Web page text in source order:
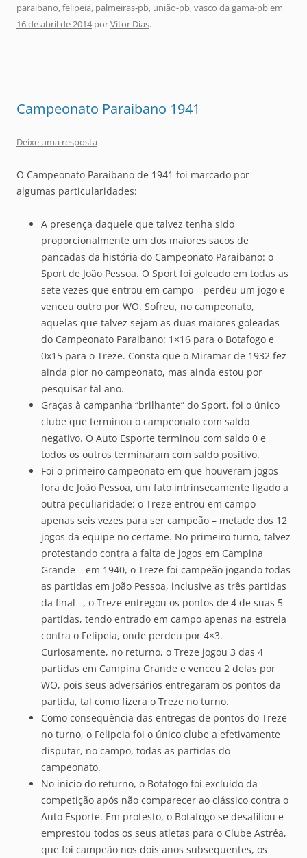
paraibano,felipeia, palmeiras-pb, união-pb,vasco da gama-pbem
16 de abril de 2014porVitor Dias.
Campeonato Paraibano 1941
Deixe uma resposta
O Campeonato Paraibano de 1941 foi marcado por
algumas particularidades:
A presença daquele que talvez tenha sido
proporcionalmente um dos maiores sacos de
pancadas da história do Campeonato Paraibano: o
Sport de João Pessoa. O Sport foi goleado em todas as
sete vezes que entrou em campo – perdeu um jogo e
venceu outro por WO. Sofreu, no campeonato,
aquelas que talvez sejam as duas maiores goleadas
do Campeonato Paraibano: 1×16 para o Botafogo e
0x15 para o Treze. Consta que o Miramar de 1932 fez
ainda pior no campeonato, mas ainda estou por
pesquisar tal ano.
Graças à campanha “brilhante” do Sport, foi o único
clube que terminou o campeonato com saldo
negativo. O Auto Esporte terminou com saldo 0 e
todos os outros terminaram com saldo positivo.
Foi o primeiro campeonato em que houveram jogos
fora de João Pessoa, um fato intrinsecamente ligado a
outra peculiaridade: o Treze entrou em campo
apenas seis vezes para ser campeão – metade dos 12
jogos da equipe no certame. No primeiro turno, talvez
protestando contra a falta de jogos em Campina
Grande – em 1940, o Treze foi campeão jogando todas
as partidas em João Pessoa, inclusive as três partidas
da final –, o Treze entregou os pontos de 4 de suas 5
partidas, tendo entrado em campo apenas na estreia
contra o Felipeia, onde perdeu por 4×3.
Curiosamente, no returno, o Treze jogou 3 das 4
partidas em Campina Grande e venceu 2 delas por
WO, pois seus adversários entregaram os pontos da
partida, tal como fizera o Treze no turno.
Como consequência das entregas de pontos do Treze
no turno, o Felipeia foi o único clube a efetivamente
disputar, no campo, todas as partidas do
campeonato.
No início do returno, o Botafogo foi excluído da
competição após não comparecer ao clássico contra o
Auto Esporte. Em protesto, o Botafogo se desafiliou e
emprestou todos os seus atletas para o Clube Astréa,
que foi campeão nos dois anos subsequentes, os